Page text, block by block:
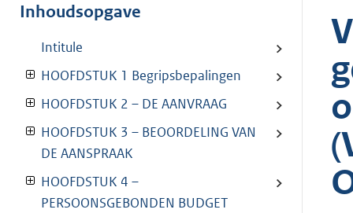
Inhoudsopgave
Intitule
HOOFDSTUK 1 Begripsbepalingen
HOOFDSTUK 2 – DE AANVRAAG
HOOFDSTUK 3 – BEOORDELING VAN
DE AANSPRAAK
HOOFDSTUK 4 –
PERSOONSGEBONDEN BUDGET